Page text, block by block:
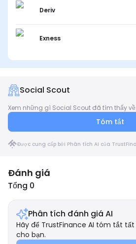
Deriv
Exness
Social Scout
Xem những gì Social Scout đã tìm thấy
Tóm tắt
Được cung cấp bởi Phân tích AI của
Đánh giá
Tổng 0
Phân tích đánh giá AI
Hãy để TrustFinance AI tóm tắt
cho bạn.